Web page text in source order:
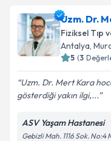
Uzm. Dr.
Fiziksel Tıp
Antalya,
5 (3
Uzm. Dr. Mert Kara
gösterdiği yakın ilgi,...
ASV Yaşam Hastanesi
Gebizli Mah. 1116 Sok. No:4